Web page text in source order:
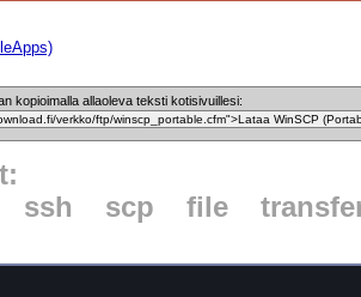
kopioimalla allaoleva teksti kotisivuillesi:
ssh scp file